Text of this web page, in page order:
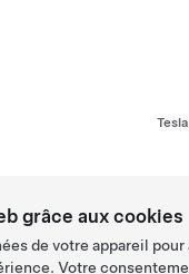
grâce aux cookies
de votre appareil
Votre